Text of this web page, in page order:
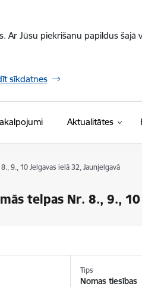
Jūsu piekrišanu papildus
sīkdatnes
Aktualitātes
9., 10 Jelgavas ielā 32, Jaunjelgavā
telpas Nr. 8., 9.,
Tips
Nomas tiesības